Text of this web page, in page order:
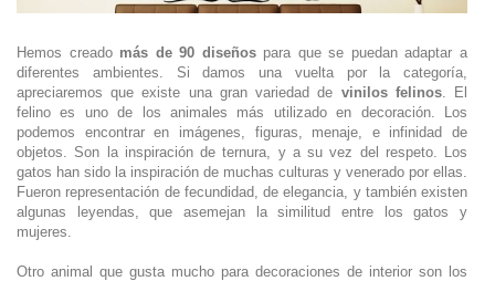
Hemos creado más de 90 diseñospara que se puedan adaptar a
diferentes ambientes. Si damos una vuelta por la categoría,
apreciaremos que existe una gran variedad de vinilos felinos. El
felino es uno de los animales más utilizado en decoración. Los
podemos encontrar en imágenes, figuras, menaje, e infinidad de
objetos. Son la inspiración de ternura, y a su vez del respeto. Los
gatos han sido la inspiración de muchas culturas y venerado por ellas.
Fueron representación de fecundidad, de elegancia, y también existen
algunas leyendas, que asemejan la similitud entre los gatos y
mujeres.
Otro animal que gusta mucho para decoraciones de interior son los